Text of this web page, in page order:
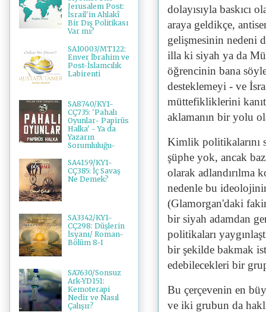
dolayısıyla baskıcı
araya geldikçe,
gelişmesinin nedeni
illa ki siyah ya da
öğrencinin bana
desteklemeyi - ve
müttefikliklerini
aklamanın bir yolu
Kimlik politikalarını
şüphe yok, ancak
olarak adlandırılma
nedenle bu
(Glamorgan'daki
bir siyah adamdan
politikaları
bir şekilde bakmak
edebilecekleri bir
Bu çerçevenin en
ve iki grubun da
Jerusalem Post:
İsrail'in Ahlakî
Bir Dış Politikası
Var mı?
SA10003/MT122:
Enver İbrahim ve
Post-İslamcılık
Labirenti
SA8740/KY1-
CÇ735: 'Pahalı
Oyunlar- Papirüs
Halka' - Ya da
Yazarın
Sorumluluğu-
SA4159/KY1-
CÇ385: İç Savaş
Ne Demek?
SA3342/KY1-
CÇ298: Düşlerin
İsyanı/ Roman-
Bölüm 8-I
SA7630/Sonsuz
Ark-YD151:
Kemoterapi
Nedir ve Nasıl
Çalışır?